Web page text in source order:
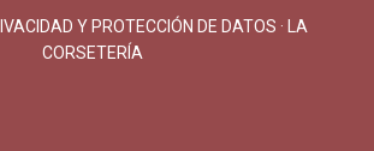
Y PROTECCIÓN DE DATOS · LA
CORSETERÍA